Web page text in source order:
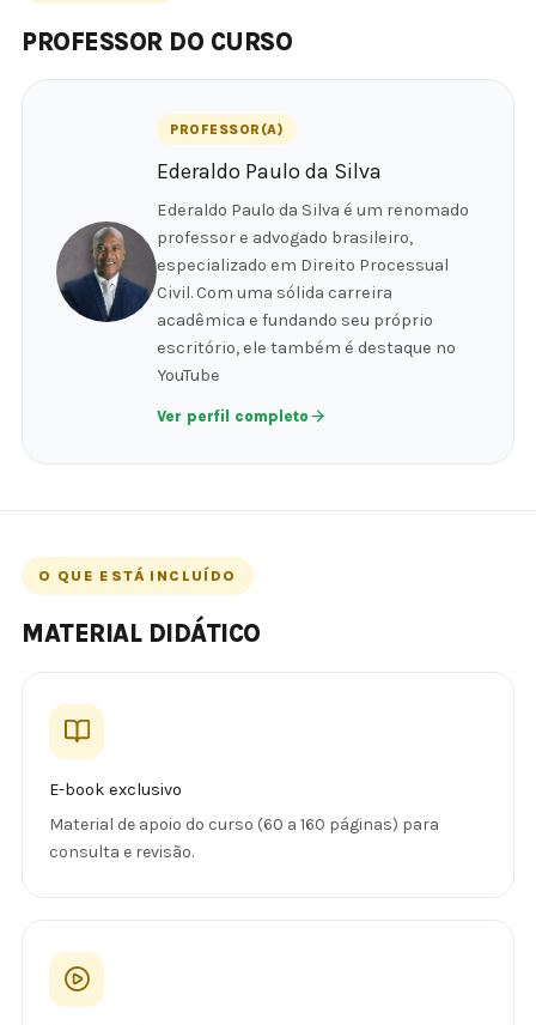
PROFESSOR DO CURSO
PROFESSOR(A)
Ederaldo Paulo da Silva
Ederaldo Paulo da Silva é um renomado
professor e advogado brasileiro,
especializado em Direito Processual
Civil. Com uma sólida carreira
acadêmica e fundando seu próprio
escritório, ele também é destaque no
YouTube
Ver perfil completo
O QUE ESTÁ INCLUÍDO
MATERIAL DIDÁTICO
E-book exclusivo
Material de apoio do curso (60 a 160 páginas) para
consulta e revisão.